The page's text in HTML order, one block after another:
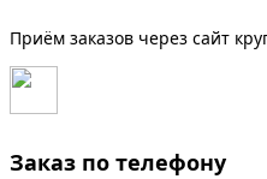
Приём заказов через сайт
Заказ по телефону